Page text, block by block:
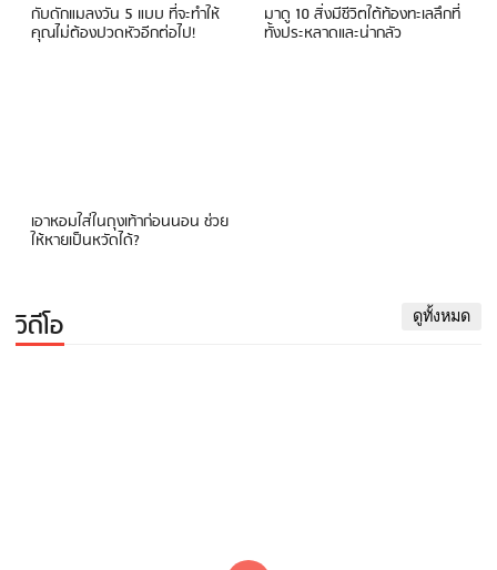
กับดักแมลงวัน 5 แบบ ที่จะทำให้
คุณไม่ต้องปวดหัวอีกต่อไป!
มาดู 10 สิ่งมีชีวิตใต้ท้องทะเลลึกที่
ทั้งประหลาดและน่ากลัว
เอาหอมใส่ในถุงเท้าก่อนนอน ช่วย
ให้หายเป็นหวัดได้?
วิดีโอ ดูทั้งหมด